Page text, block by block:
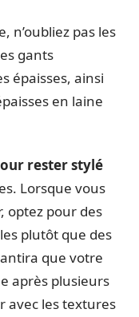
n’oubliez pas les
gants
épaisses, ainsi
en laine
rester stylé
Lorsque vous
optez pour des
plutôt que des
que votre
après plusieurs
avec les textures